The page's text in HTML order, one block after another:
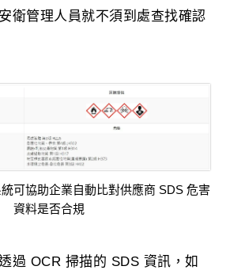
衛管理人員就不須到處查找確認
可協助企業自動比對供應商 SDS 危害
資料是否合規
過 OCR 掃描的 SDS 資訊，如